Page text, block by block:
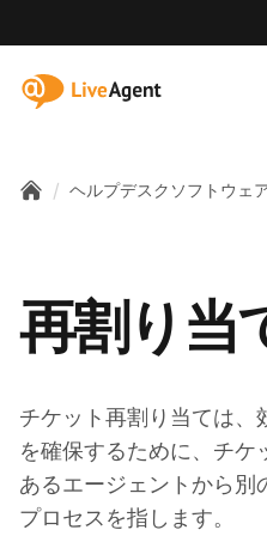
:site.title
/ ヘルプデスクソフトウェ
再割り当
チケット再割り当ては、
を確保するために、チケ
あるエージェントから別
プロセスを指します。